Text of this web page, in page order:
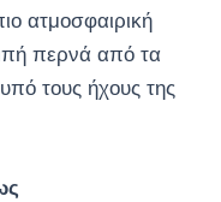
ατμοσφαιρική
περνά από τα
τους ήχους της